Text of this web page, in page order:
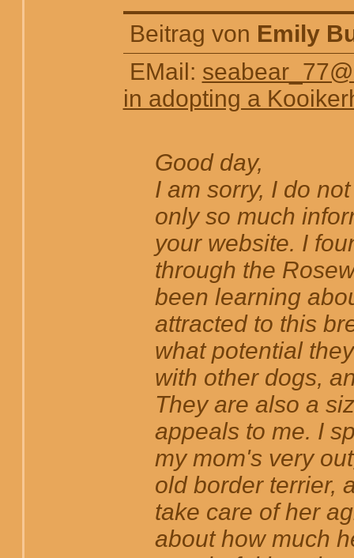
Beitrag von Emily
EMail:
in adopting a
Good day,
I am sorry, I do
only so much
your website. I
through the
been learning
attracted to this
what potential
with other dogs,
They are also a
appeals to me. I
my mom's very
old border terrier,
take care of her
about how much